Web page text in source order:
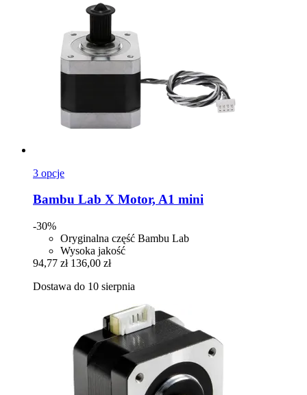
3 opcje
Bambu Lab X Motor, A1 mini
-30%
Oryginalna część Bambu Lab
Wysoka jakość
94,77 zł 136,00 zł
Dostawa do 10 sierpnia